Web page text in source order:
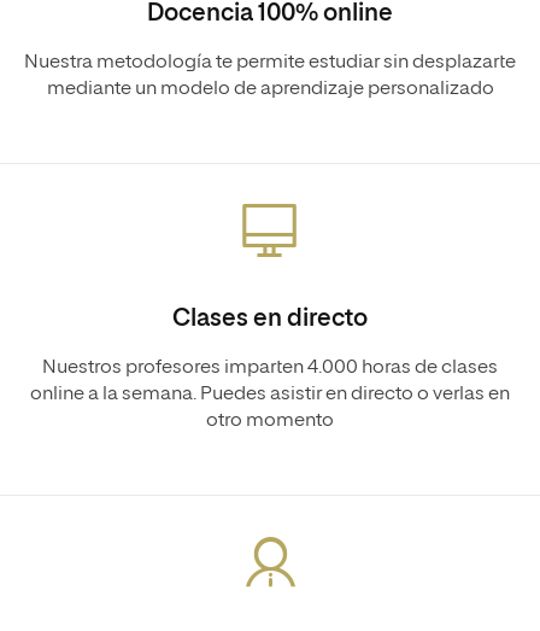
Docencia 100% online
Nuestra metodología te permite estudiar sin desplazarte
mediante un modelo de aprendizaje personalizado
Clases en directo
Nuestros profesores imparten 4.000 horas de clases
online a la semana. Puedes asistir en directo o verlas en
otro momento